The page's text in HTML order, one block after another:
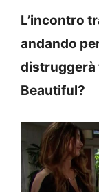
L’incontro
andando
distruggerà
Beautiful?